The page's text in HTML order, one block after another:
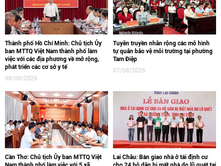
Thành phố Hồ Chí Minh: Chủ tịch Ủy
ban MTTQ Việt Nam thành phố làm
việc với các địa phương về mở rộng,
phát triển các cơ sở y tế
08/08/2026
Tuyên truyền nhân rộng các mô hình
tự quản bảo vệ môi trường tại phường
Tam Điệp
07/08/2026
Cần Thơ: Chủ tịch Ủy ban MTTQ Việt
Lai Châu: Bàn giao nhà ở tái định cư